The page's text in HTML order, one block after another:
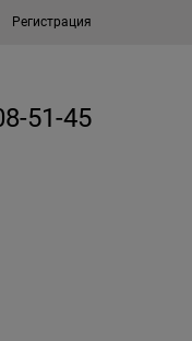
Регистрация
51-45